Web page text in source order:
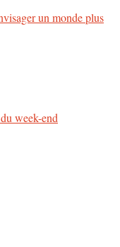
un monde plus
week-end